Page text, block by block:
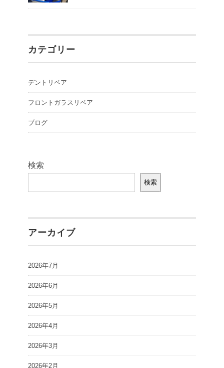
カテゴリー
デントリペア
フロントガラスリペア
ブログ
検索
検索
アーカイブ
2026年7月
2026年6月
2026年5月
2026年4月
2026年3月
2026年2月